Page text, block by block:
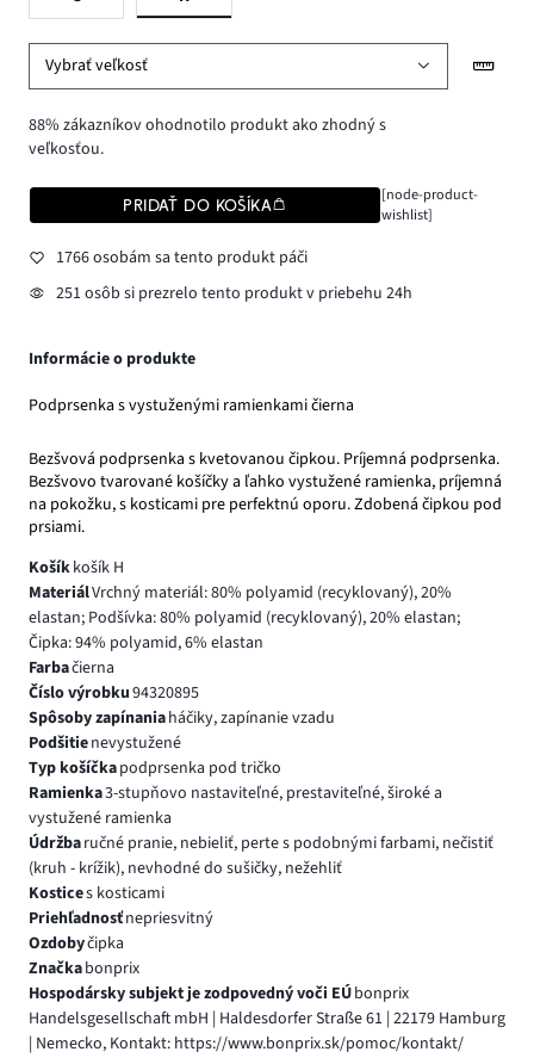
Vybrať veľkosť
88% zákazníkov ohodnotilo produkt ako zhodný s
veľkosťou.
PRIDAŤ DO KOŠÍKA
[node-product-
wishlist]
1766 osobám sa tento produkt páči
251 osôb si prezrelo tento produkt v priebehu 24h
Informácie o produkte
Podprsenka s vystuženými ramienkami čierna
Bezšvová podprsenka s kvetovanou čipkou. Príjemná podprsenka.
Bezšvovo tvarované košíčky a ľahko vystužené ramienka, príjemná
na pokožku, s kosticami pre perfektnú oporu. Zdobená čipkou pod
prsiami.
Košíkkošík H
MateriálVrchný materiál: 80% polyamid (recyklovaný), 20%
elastan; Podšívka: 80% polyamid (recyklovaný), 20% elastan;
Čipka: 94% polyamid, 6% elastan
Farbačierna
Číslo výrobku94320895
Spôsoby zapínaniaháčiky, zapínanie vzadu
Podšitienevystužené
Typ košíčkapodprsenka pod tričko
Ramienka3-stupňovo nastaviteľné, prestaviteľné, široké a
vystužené ramienka
Údržbaručné pranie, nebieliť, perte s podobnými farbami, nečistiť
(kruh - krížik), nevhodné do sušičky, nežehliť
Kostices kosticami
Priehľadnosťnepriesvitný
Ozdobyčipka
Značkabonprix
Hospodársky subjekt je zodpovedný voči EÚbonprix
Handelsgesellschaft mbH | Haldesdorfer Straße 61 | 22179 Hamburg
| Nemecko, Kontakt: https://www.bonprix.sk/pomoc/kontakt/